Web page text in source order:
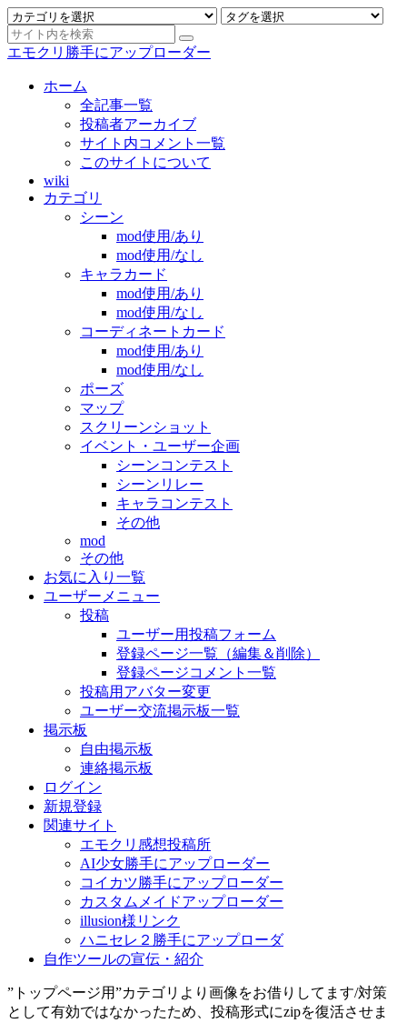
エモクリ勝手にアップローダー
ホーム
全記事一覧
投稿者アーカイブ
サイト内コメント一覧
このサイトについて
wiki
カテゴリ
シーン
mod使用/あり
mod使用/なし
キャラカード
mod使用/あり
mod使用/なし
コーディネートカード
mod使用/あり
mod使用/なし
ポーズ
マップ
スクリーンショット
イベント・ユーザー企画
シーンコンテスト
シーンリレー
キャラコンテスト
その他
mod
その他
お気に入り一覧
ユーザーメニュー
投稿
ユーザー用投稿フォーム
登録ページ一覧（編集＆削除）
登録ページコメント一覧
投稿用アバター変更
ユーザー交流掲示板一覧
掲示板
自由掲示板
連絡掲示板
ログイン
新規登録
関連サイト
エモクリ感想投稿所
AI少女勝手にアップローダー
コイカツ勝手にアップローダー
カスタムメイドアップローダー
illusion様リンク
ハニセレ２勝手にアップローダ
自作ツールの宣伝・紹介
”トップページ用”カテゴリより画像をお借りしてます/対策
として有効ではなかったため、投稿形式にzipを復活させま